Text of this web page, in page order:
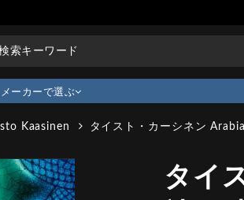
メーカーで選ぶ
Kaasinen タイスト・カーシネン
タイ